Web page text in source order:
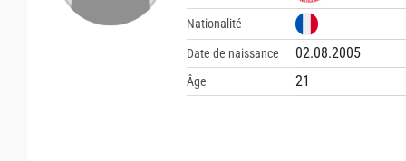
Nationalité
Date de naissance 02.08.2005
Âge 21